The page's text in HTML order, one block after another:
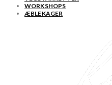
WORKSHOPS
ÆBLEKAGER